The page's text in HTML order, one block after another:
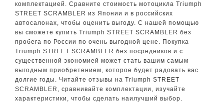
комплектацией. Сравните стоимость мотоцикла Triumph
STREET SCRAMBLER из Японии и в российских
автосалонах, чтобы оценить выгоду. С нашей помощью
вы сможете купить Triumph STREET SCRAMBLER без
пробега по России по очень выгодной цене. Покупка
Triumph STREET SCRAMBLER без посредников и с
существенной экономией может стать вашим самым
выгодным приобретением, которое будет радовать вас
долгие годы. Читайте отзывы на Triumph STREET
SCRAMBLER, сравнивайте комплектации, изучайте
характеристики, чтобы сделать наилучший выбор.